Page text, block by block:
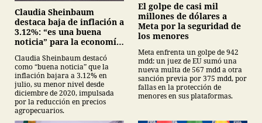
Claudia Sheinbaum
destaca baja de inflación a
3.12%: “es una buena
noticia” para la economía
Claudia Sheinbaum destacó
como “buena noticia” que la
inflación bajara a 3.12% en
julio, su menor nivel desde
diciembre de 2020, impulsada
por la reducción en precios
agropecuarios.
El golpe de casi mil
millones de dólares a
Meta por la seguridad de
los menores
Meta enfrenta un golpe de 942
mdd: un juez de EU sumó una
nueva multa de 567 mdd a otra
sanción previa por 375 mdd, por
fallas en la protección de
menores en sus plataformas.